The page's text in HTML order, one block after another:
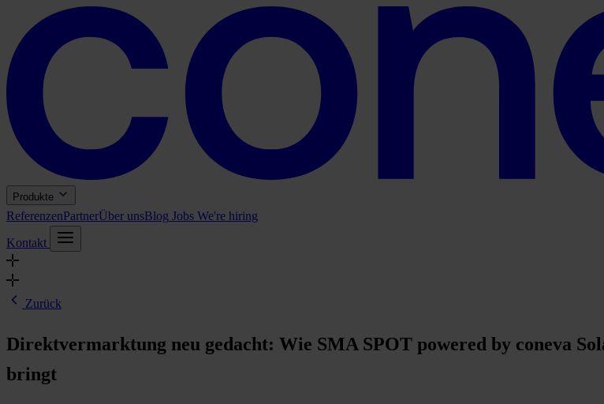
Produkte
ReferenzenPartnerÜber unsBlog Jobs We're hiring
Kontakt
Zurück
Direktvermarktung neu gedacht: Wie SMA SPOT powered by coneva
bringt